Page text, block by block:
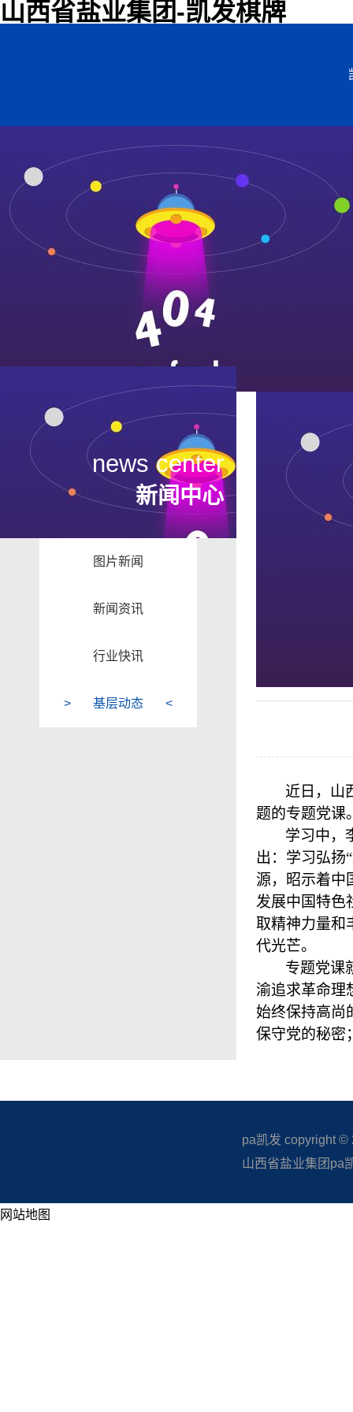
山西省盐业集团-凯发棋牌
news center
新闻中心
图片新闻
新闻资讯
行业快讯
基层动态
近日，山
题的专题党课
学习中，
出：学习弘扬
源，昭示着中
发展中国特色
取精神力量和
代光芒。
专题党课
渝追求革命理
始终保持高尚
保守党的秘密
pa凯发 copyright ©
山西省盐业集团pa
网站地图